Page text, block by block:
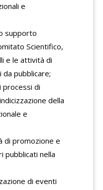
e
supporto
Scientifico,
e le attività di
pubblicare;
processi di
della
e
di promozione e
pubblicati nella
di eventi